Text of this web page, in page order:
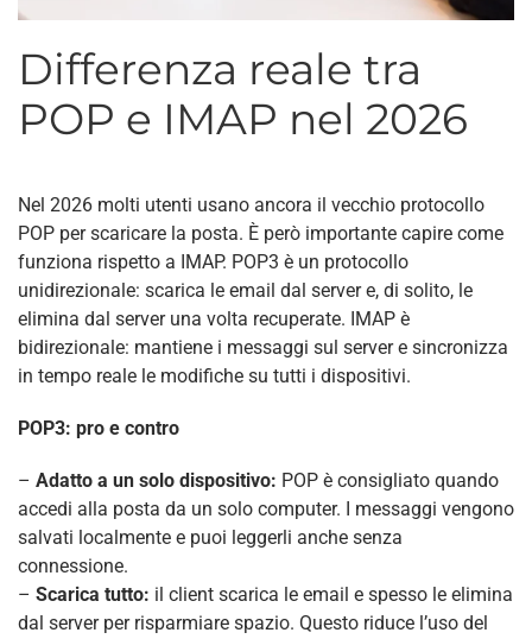
Differenza reale tra
POP e IMAP nel 2026
Nel 2026 molti utenti usano ancora il vecchio protocollo
POP per scaricare la posta. È però importante capire come
funziona rispetto a IMAP. POP3 è un protocollo
unidirezionale: scarica le email dal server e, di solito, le
elimina dal server una volta recuperate. IMAP è
bidirezionale: mantiene i messaggi sul server e sincronizza
in tempo reale le modifiche su tutti i dispositivi.
POP3: pro e contro
– Adatto a un solo dispositivo: POP è consigliato quando
accedi alla posta da un solo computer. I messaggi vengono
salvati localmente e puoi leggerli anche senza
connessione.
– Scarica tutto: il client scarica le email e spesso le elimina
dal server per risparmiare spazio. Questo riduce l’uso del